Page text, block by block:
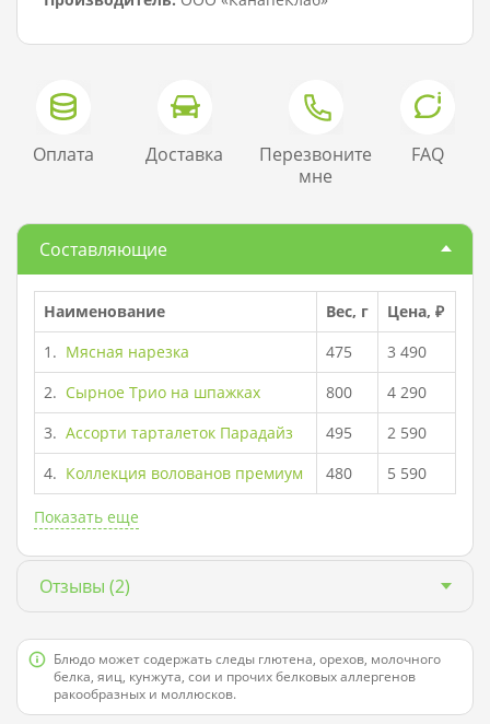
Составляющие
Наименование Вес, г
Цена, ₽
1. Мясная нарезка 475
3 490
2. Сырное Трио на шпажках 800
4 290
3. Ассорти тарталеток Парадайз 495
2 590
4. Коллекция волованов премиум 480 5 590
Показать еще
Отзывы (2)
Оплата Доставка
Перезвоните
мне
FAQ
Блюдо может содержать следы глютена, орехов, молочного
белка, яиц, кунжута, сои и прочих белковых аллергенов
ракообразных и моллюсков.